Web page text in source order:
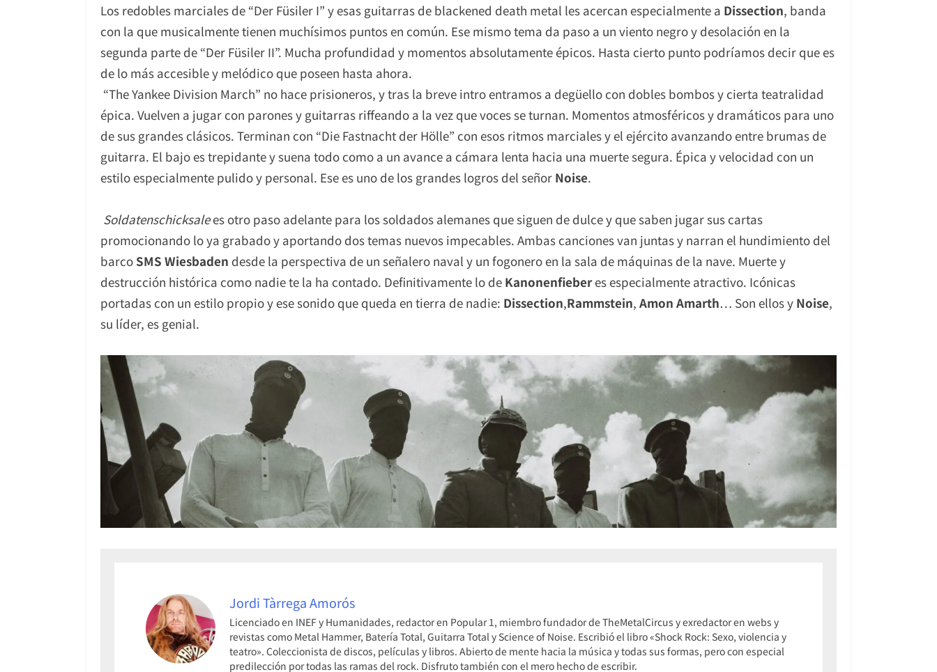
Los redobles marciales de “Der Füsiler I” y esas guitarras de blackened death metal les acercan especialmente a Dissection, banda
con la que musicalmente tienen muchísimos puntos en común. Ese mismo tema da paso a un viento negro y desolación en la
segunda parte de “Der Füsiler II”. Mucha profundidad y momentos absolutamente épicos. Hasta cierto punto podríamos decir que es
de lo más accesible y melódico que poseen hasta ahora.
“The Yankee Division March” no hace prisioneros, y tras la breve intro entramos a degüello con dobles bombos y cierta teatralidad
épica. Vuelven a jugar con parones y guitarras riffeando a la vez que voces se turnan. Momentos atmosféricos y dramáticos para uno
de sus grandes clásicos. Terminan con “Die Fastnacht der Hölle” con esos ritmos marciales y el ejército avanzando entre brumas de
guitarra. El bajo es trepidante y suena todo como a un avance a cámara lenta hacia una muerte segura. Épica y velocidad con un
estilo especialmente pulido y personal. Ese es uno de los grandes logros del señor Noise.
Soldatenschicksalees otro paso adelante para los soldados alemanes que siguen de dulce y que saben jugar sus cartas
promocionando lo ya grabado y aportando dos temas nuevos impecables. Ambas canciones van juntas y narran el hundimiento del
barco SMS Wiesbaden desde la perspectiva de un señalero naval y un fogonero en la sala de máquinas de la nave. Muerte y
destrucción histórica como nadie te la ha contado. Definitivamente lo de Kanonenfieberes especialmente atractivo. Icónicas
portadas con un estilo propio y ese sonido que queda en tierra de nadie: Dissection,Rammstein, Amon Amarth… Son ellos y Noise,
su líder, es genial.
Jordi Tàrrega Amorós
Licenciado en INEF y Humanidades, redactor en Popular 1, miembro fundador de TheMetalCircus y exredactor en webs y
revistas como Metal Hammer, Batería Total, Guitarra Total y Science of Noise. Escribió el libro «Shock Rock: Sexo, violencia y
teatro». Coleccionista de discos, películas y libros. Abierto de mente hacia la música y todas sus formas, pero con especial
predilección por todas las ramas del rock. Disfruto también con el mero hecho de escribir.